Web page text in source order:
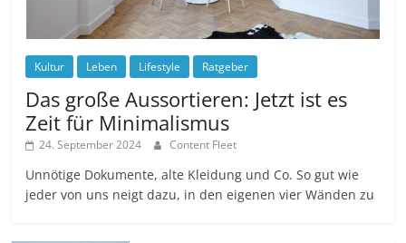
Kultur Leben Lifestyle Ratgeber
Das große Aussortieren: Jetzt ist es
Zeit für Minimalismus
24. September 2024 Content Fleet
Unnötige Dokumente, alte Kleidung und Co. So gut wie
jeder von uns neigt dazu, in den eigenen vier Wänden zu